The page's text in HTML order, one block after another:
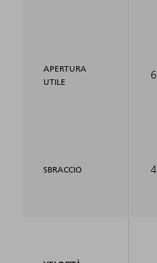
APERTURA
UTILE
SBRACCIO